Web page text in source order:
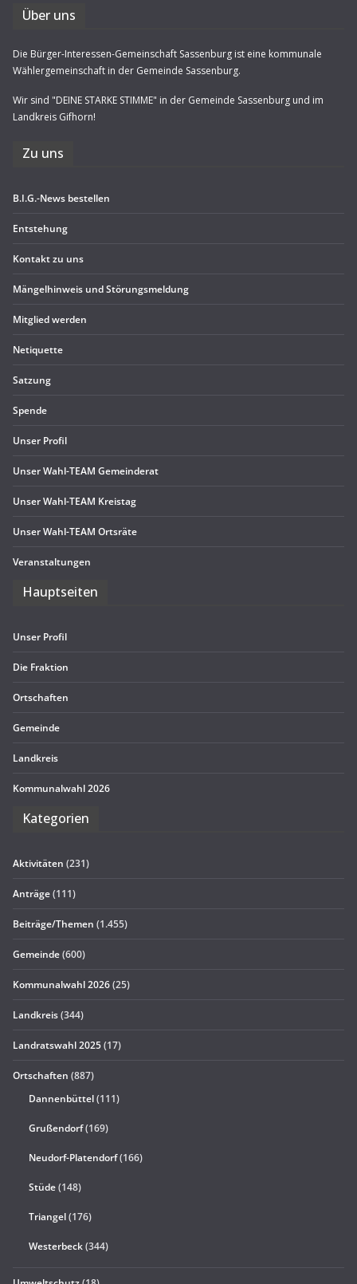
Über uns
Die Bürger-Interessen-Gemeinschaft Sassenburg ist eine kommunale
Wählergemeinschaft in der Gemeinde Sassenburg.
Wir sind "DEINE STARKE STIMME" in der Gemeinde Sassenburg und im
Landkreis Gifhorn!
Zu uns
B.I.G.-News bestel­len
Ent­ste­hung
Kon­takt zu uns
Män­gel­hin­weis und Störungsmeldung
Mit­glied werden
Neti­quette
Sat­zung
Spende
Unser Pro­fil
Unser Wahl-TEAM Gemeinderat
Unser Wahl-TEAM Kreistag
Unser Wahl-TEAM Ortsräte
Ver­an­stal­tun­gen
Haupt­sei­ten
Unser Pro­fil
Die Frak­tion
Ort­schaf­ten
Gemeinde
Land­kreis
Kom­mu­nal­wahl 2026
Kate­go­rien
Aktivitäten (231)
Anträge(111)
Beiträge/Themen (1.455)
Gemeinde(600)
Kommunalwahl 2026(25)
Landkreis(344)
Landratswahl 2025(17)
Ortschaften (887)
Dannenbüttel(111)
Grußendorf(169)
Neudorf-Platendorf(166)
Stüde(148)
Triangel(176)
Westerbeck(344)